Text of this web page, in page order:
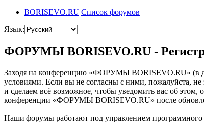
BORISEVO.RU Список форумов
Язык:
ФОРУМЫ BORISEVO.RU -
Заходя на конференцию «ФОРУМЫ BORISEVO.RU» (в
условиями. Если вы не согласны с ними, пожалуйста,
и сделаем всё возможное, чтобы уведомить вас об этом,
конференции «ФОРУМЫ BORISEVO.RU» после
Наши форумы работают под управлением программного